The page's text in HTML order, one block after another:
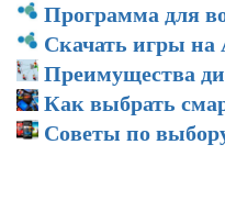
Программа для
Скачать игры на
Преимущества
Как выбрать
Советы по